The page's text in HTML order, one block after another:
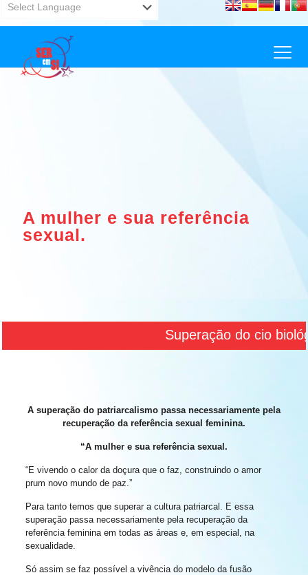
A mulher e sua referência
sexual.
Superação do cio
A superação do patriarcalismo passa necessariamente pela
recuperação da referência sexual feminina.
“A mulher e sua referência sexual.
“E vivendo o calor da doçura que o faz, construindo o amor
prum novo mundo de paz.”
Para tanto temos que superar a cultura patriarcal. E essa
superação passa necessariamente pela recuperação da
referência feminina em todas as áreas e, em especial, na
sexualidade.
Só assim se faz possível a vivência do modelo da fusão